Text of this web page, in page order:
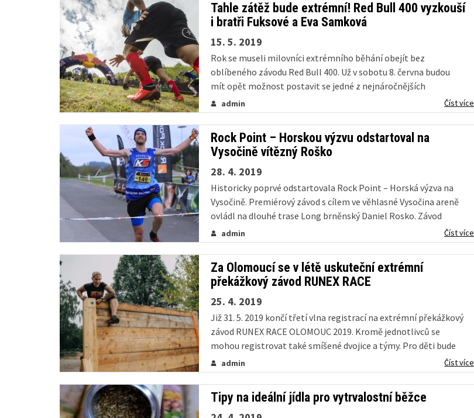
Tahle zátěž bude extrémní! Red Bull 400 vyzkouší
i bratři Fuksové a Eva Samková
15. 5. 2019
Rok se museli milovníci extrémního běhání obejít bez
oblíbeného závodu Red Bull 400. Už v sobotu 8. června budou
mít opět možnost postavit se jedné z nejnáročnějších
sportovních výzev v životě. Již teď je jisté, že na startu
sprinterského klání se kromě amatérských...
admin Číst více
Rock Point – Horskou výzvu odstartoval na
Vysočině vítězný Roško
28. 4. 2019
Historicky poprvé odstartovala Rock Point – Horská výzva na
Vysočině. Premiérový závod s cílem ve věhlasné Vysočina areně
ovládl na dlouhé trase Long brněnský Daniel Rosko. Závod
nesoucí název GEOHUNTER RACE, který otevíral 9. ročník
seriálu horských běhů a trekingu, byl...
admin Číst více
Za Olomoucí se v létě uskuteční extrémní
překážkový závod RUNEX RACE
25. 4. 2019
Již 31. 5. 2019 končí třetí vlna registrací na extrémní překážkový
závod RUNEX RACE OLOMOUC 2019. Kromě jednotlivců se
mohou registrovat také smíšené dvojice a týmy. Pro děti bude
připravena speciální dětská trať. Základní informace: Extrémní
překážkový závod RUNEX RACE OLOMOUC se...
admin Číst více
Tipy na ideální jídla pro vytrvalostní běžce